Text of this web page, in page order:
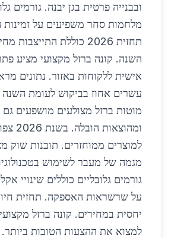
ובבנייה פרטית בגן יבנה. גורמים
מלחמות סחר משפיעים על זמינות
תחזית 2026 כוללת
השנה. קונה ברזל מקצועי מציע
אישית ללקוחות באזור. נתונים
עשרים אחוז בביקוש לעומת
מוטות ברזל מצולעים מושפעים
למוצרים ממוחזרים. תובנות שוק
מגמה של מעבר לשימוש
גורמים גלובליים כוללים שינויי
על שרשראות האספקה. תחזית
יחסית במחירים. קונה ברזל